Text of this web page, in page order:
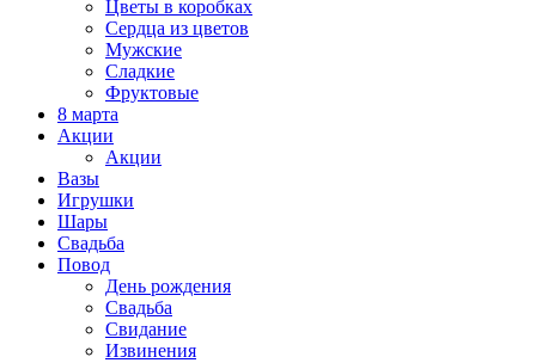
Цветы в коробках
Сердца из цветов
Мужские
Сладкие
Фруктовые
8 марта
Акции
Акции
Вазы
Игрушки
Шары
Свадьба
Повод
День рождения
Свадьба
Свидание
Извинения